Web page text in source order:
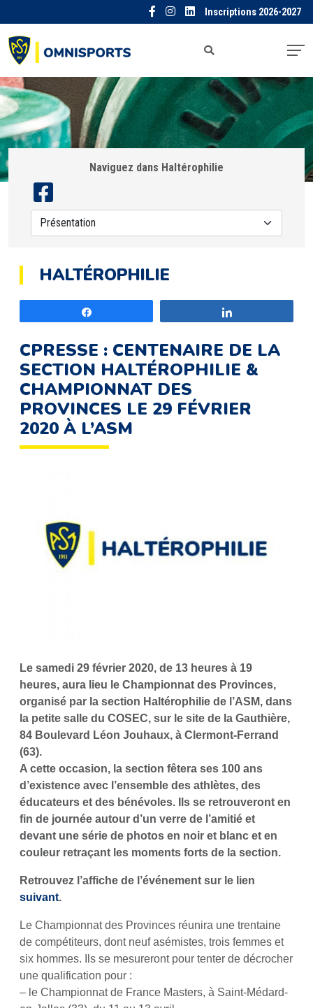
Inscriptions 2026-2027
Naviguez dans Haltérophilie
HALTÉROPHILIE
CPRESSE : CENTENAIRE DE LA
SECTION HALTÉROPHILIE &
CHAMPIONNAT DES
PROVINCES LE 29 FÉVRIER
2020 À L’ASM
Le samedi 29 février 2020, de 13 heures à 19
heures, aura lieu le Championnat des Provinces,
organisé par la section Haltérophilie de l’ASM, dans
la petite salle du COSEC, sur le site de la Gauthière,
84 Boulevard Léon Jouhaux, à Clermont-Ferrand
(63).
A cette occasion, la section fêtera ses 100 ans
d’existence avec l’ensemble des athlètes, des
éducateurs et des bénévoles. Ils se retrouveront en
fin de journée autour d’un verre de l’amitié et
devant une série de photos en noir et blanc et en
couleur retraçant les moments forts de la section.
Retrouvez l’affiche de l’événement sur le lien
suivant.
Le Championnat des Provinces réunira une trentaine
de compétiteurs, dont neuf asémistes, trois femmes et
six hommes. Ils se mesureront pour tenter de décrocher
une qualification pour :
– le Championnat de France Masters, à Saint-Médard-